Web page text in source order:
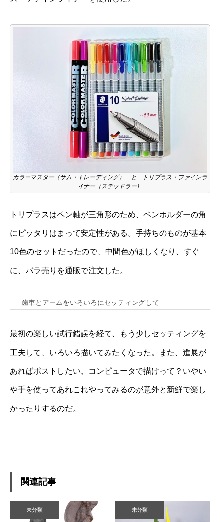
カラーマスター（サム・トレーディング） と トリプラス・ファインラ
イナー（ステッドラー）
トリプラスはペン軸が三角形のため、ペンホルダーの角
にピッタリはまって安定性がある。手持ちのものが基本
10色のセットだったので、中間色がほしくなり、すぐ
に、バラ売りを通販で注文した。
歯車とアームをいろいろにセッティングして
最初の楽しい試行錯誤を経て、もう少しセッティングを
工夫して、いろいろ描いてみたくなった。また、進展が
あればポストしたい。コンピュータで描けって？いやい
や手を使ってあれこれやってみるのが意外と新鮮で楽し
かったりするのだ。
関連記事
未分類 未分類